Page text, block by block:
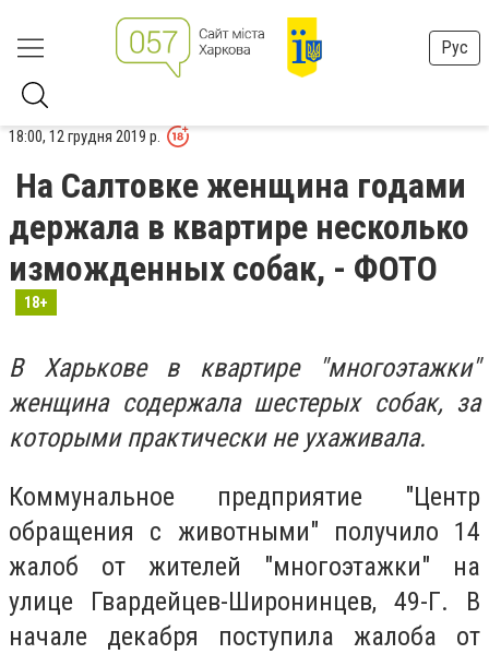
Рус
18:00, 12 грудня 2019 р.
На Салтовке женщина годами
держала в квартире несколько
изможденных собак, - ФОТО
18+
В Харькове в квартире "многоэтажки"
женщина содержала шестерых собак, за
которыми практически не ухаживала.
Коммунальное предприятие "Центр
обращения с животными" получило 14
жалоб от жителей "многоэтажки" на
улице Гвардейцев-Широнинцев, 49-Г. В
начале декабря поступила жалоба от